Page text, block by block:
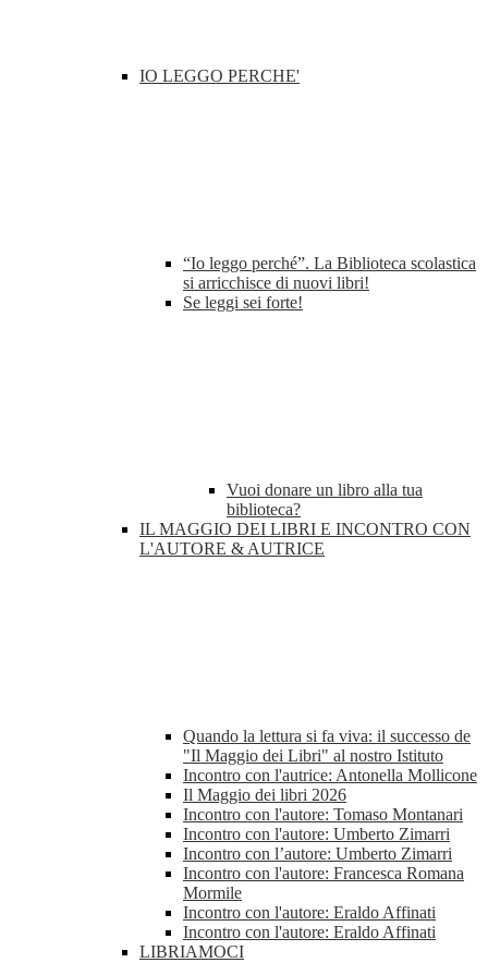
IO LEGGO PERCHE'
“Io leggo perché”. La Biblioteca scolastica
si arricchisce di nuovi libri!
Se leggi sei forte!
Vuoi donare un libro alla tua
biblioteca?
IL MAGGIO DEI LIBRI E INCONTRO CON
L'AUTORE & AUTRICE
Quando la lettura si fa viva: il successo de
"Il Maggio dei Libri" al nostro Istituto
Incontro con l'autrice: Antonella Mollicone
Il Maggio dei libri 2026
Incontro con l'autore: Tomaso Montanari
Incontro con l'autore: Umberto Zimarri
Incontro con l’autore: Umberto Zimarri
Incontro con l'autore: Francesca Romana
Mormile
Incontro con l'autore: Eraldo Affinati
Incontro con l'autore: Eraldo Affinati
LIBRIAMOCI